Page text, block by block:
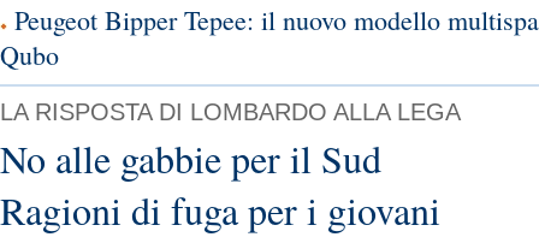
Peugeot Bipper Tepee: il nuovo modello
Qubo
LA RISPOSTA DI LOMBARDO ALLA LEGA
No alle gabbie per il Sud
Ragioni di fuga per i giovani